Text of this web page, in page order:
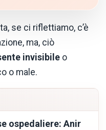
se ci riflettiamo, c’è
ma, ciò
invisibile o
o male.
ospedaliere: Anir